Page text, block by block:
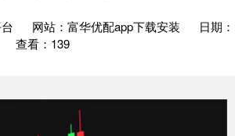
网站：富华优配app下载安装
日期：
查看：139